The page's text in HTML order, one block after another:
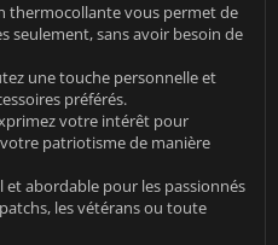
thermocollante vous permet de
seulement, sans avoir besoin de
une touche personnelle et
préférés.
votre intérêt pour
patriotisme de manière
et abordable pour les passionnés
les vétérans ou toute